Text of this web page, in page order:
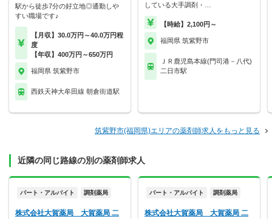
駅から徒歩7分の好立地◎通勤しや
すい職場です♪
【月収】30.0万円～40.0万円程
度
【年収】400万円～650万円
福岡県 筑紫野市
西鉄天神大牟田線 朝倉街道駅
している大手調剤・…
【時給】2,100円～
福岡県 筑紫野市
ＪＲ鹿児島本線(門司港－八代)
二日市駅
筑紫野市(福岡県)エリアの薬剤師求人をもっと見る
近隣の同じ路線の別の薬剤師求人
パート・アルバイト 調剤薬局
株式会社大賀薬局 大賀薬局 二
パート・アルバイト 調剤薬局
株式会社大賀薬局 大賀薬局 二